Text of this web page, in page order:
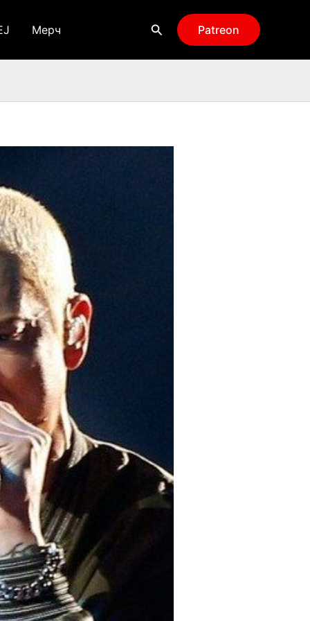
Мерч Поиск Patreon